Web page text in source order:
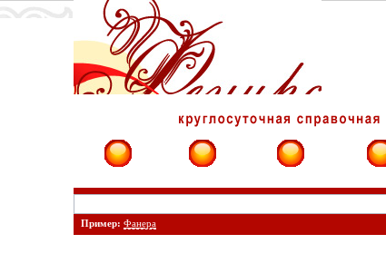
Пример: Фанера